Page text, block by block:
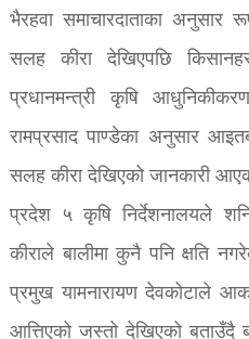
भैरहवा समाचारदाताका अनुसार
सलह कीरा देखिएपछि
प्रधानमन्त्री कृषि
रामप्रसाद पाण्डेका अनुसार
सलह कीरा देखिएको जानकारी
प्रदेश ५ कृषि निर्देशनालयले
कीराले बालीमा कुनै पनि क्षति
प्रमुख यामनारायण देवकोटाले